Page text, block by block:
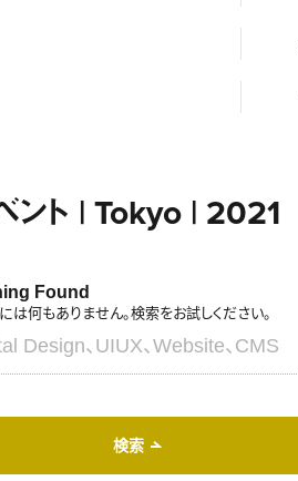
ント | Tokyo | 2021
Found
は何もありません。検索をお試しください。
検索